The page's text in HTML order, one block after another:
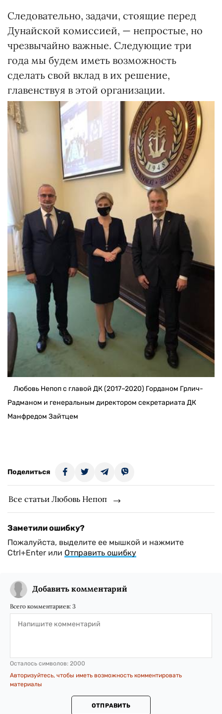
Следовательно, задачи, стоящие перед
Дунайской комиссией, — непростые, но
чрезвычайно важные. Следующие три
года мы будем иметь возможность
сделать свой вклад в их решение,
главенствуя в этой организации.
Любовь Непоп с главой ДК (2017–2020) Горданом Грлич-
Радманом и генеральным директором секретариата ДК
Манфредом Зайтцем
Поделиться
Все статьи Любовь Непоп
Заметили ошибку?
Пожалуйста, выделите ее мышкой и нажмите
Ctrl+Enter или Отправить ошибку
Добавить комментарий
Всего комментариев: 3
Осталось символов: 2000
Авторизуйтесь, чтобы иметь возможность комментировать
материалы
ОТПРАВИТЬ